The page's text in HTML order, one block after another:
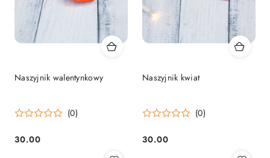
Naszyjnik walentynkowy
(0)
Cena:
30.00
Naszyjnik kwiat
(0)
Cena:
30.00